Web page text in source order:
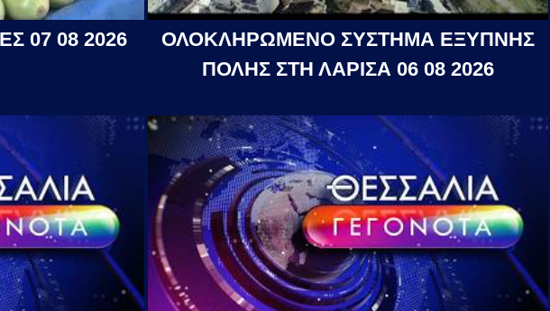
07 08 2026
ΟΛΟΚΛΗΡΩΜΕΝΟ ΣΥΣΤΗΜΑ ΕΞΥΠΝΗΣ
ΠΟΛΗΣ ΣΤΗ ΛΑΡΙΣΑ 06 08 2026